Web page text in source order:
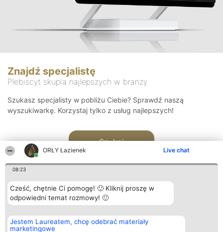
ORŁY Łazienek Live chat
08:23
Cześć, chętnie Ci pomogę! 🙂 Kliknij proszę w
odpowiedni temat rozmowy! 🙂
Jestem Laureatem, chcę odebrać materiały
marketingowe
Znajdź specjalistę
Plebiscyt skupia najlepszych w branży
Szukasz specjalisty w pobliżu Ciebie? Sprawdź naszą
wyszukiwarkę. Korzystaj tylko z usług najlepszych!
Szukaj
Organizator plebiscytu
Bright Side Solutions sp. z o.
o. sp. k.
Plebiscyt
Laureaci
Kontakt
Kontakt